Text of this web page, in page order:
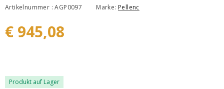
Artikelnummer : AGP0097 Marke: Pellenc
€ 945,08
Produkt auf Lager